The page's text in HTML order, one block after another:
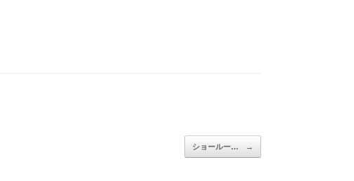
ショールー… →